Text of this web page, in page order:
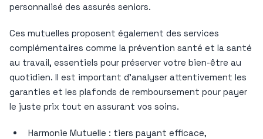
personnalisé des assurés seniors.
Ces mutuelles proposent également des services
complémentaires comme la prévention santé et la santé
au travail, essentiels pour préserver votre bien-être au
quotidien. Il est important d’analyser attentivement les
garanties et les plafonds de remboursement pour payer
le juste prix tout en assurant vos soins.
Harmonie Mutuelle : tiers payant efficace,